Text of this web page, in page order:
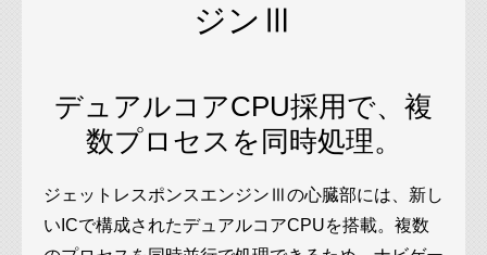
ジンⅢ
デュアルコアCPU採用で、複
数プロセスを同時処理。
ジェットレスポンスエンジンⅢの心臓部には、新し
いICで構成されたデュアルコアCPUを搭載。複数